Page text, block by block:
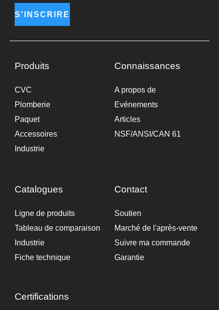
S'INSCRIRE
Produits
CVC
Plomberie
Paquet
Accessoires
Industrie
Connaissances
A propos de
Evénements
Articles
NSF/ANSI/CAN 61
Catalogues
Ligne de produits
Tableau de comparaison
Industrie
Fiche technique
Contact
Soutien
Marché de l'après-vente
Suivre ma commande
Garantie
Certifications